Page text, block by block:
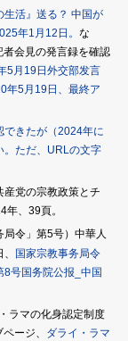
生活』送る？ 中国が
年1月12日。 な
会見の発言録を確認
5月19日外交部发言
年5月19日、最終ア
できたが（2024年に
。ただ、URLの文字
産党の宗教政策とチ
、39頁。
局令」第5号）中華人
国家宗教事务局令
号国务院公报_中国
ラマの化身認定制度
ージ、 ダライ・ラマ